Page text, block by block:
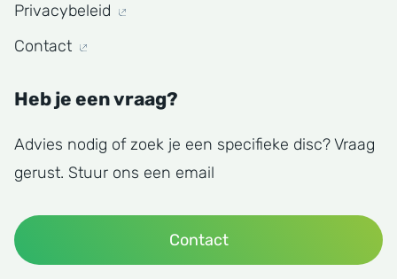
Privacybeleid
Contact
Heb je een vraag?
Advies nodig of zoek je een specifieke disc? Vraag
gerust. Stuur ons een email
Contact